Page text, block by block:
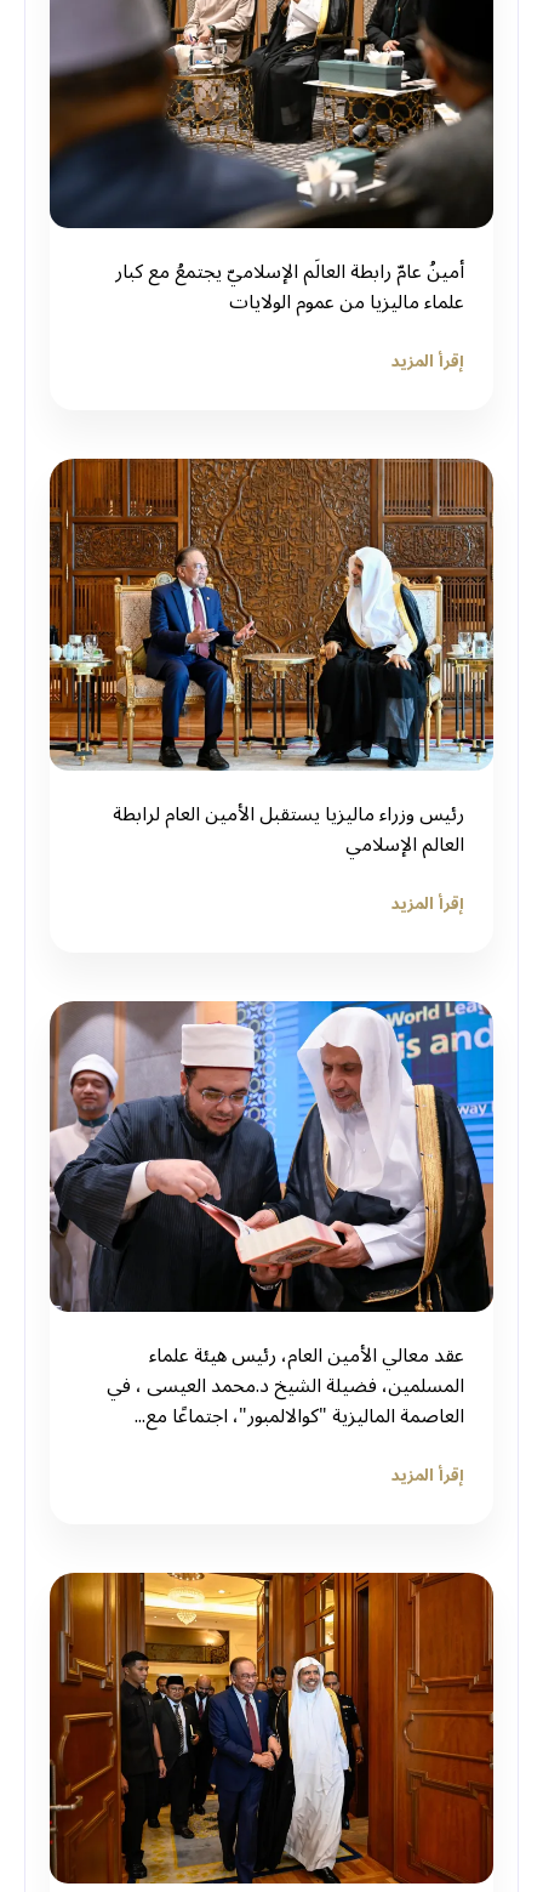
أمينُ عامّ رابطة العالَم الإسلاميّ يجتمعُ مع كبار
علماء ماليزيا من عموم الولايات
إقرأ المزيد
رئيس وزراء ماليزيا يستقبل الأمين العام لرابطة
العالم الإسلامي
إقرأ المزيد
عقد معالي الأمين العام، رئيس هيئة علماء
المسلمين، فضيلة الشيخ د.⁧‫محمد العيسى‬⁩ ‬⁩، في
العاصمة الماليزية "كوالالمبور"، اجتماعًا مع...
إقرأ المزيد